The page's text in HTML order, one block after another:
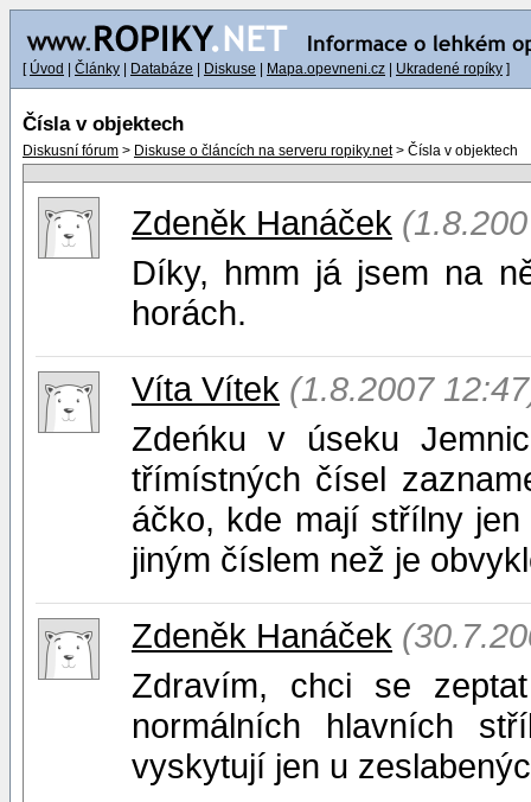
[ Úvod Články Databáze Diskuse Mapa.opevneni.cz Ukradené ropíky ]
Čísla v objektech
Diskusní fórum > Diskuse o článcích na serveru ropiky.net> Čísla v objektech
Zdeněk Hanáček
Díky, hmm já jsem na
horách.
Víta Vítek (1.8.2007
Zdeńku v úseku
třímístných čísel
áčko, kde mají střílny
jiným číslem než je
Zdeněk Hanáček
Zdravím, chci se
normálních hlavních
vyskytují jen u